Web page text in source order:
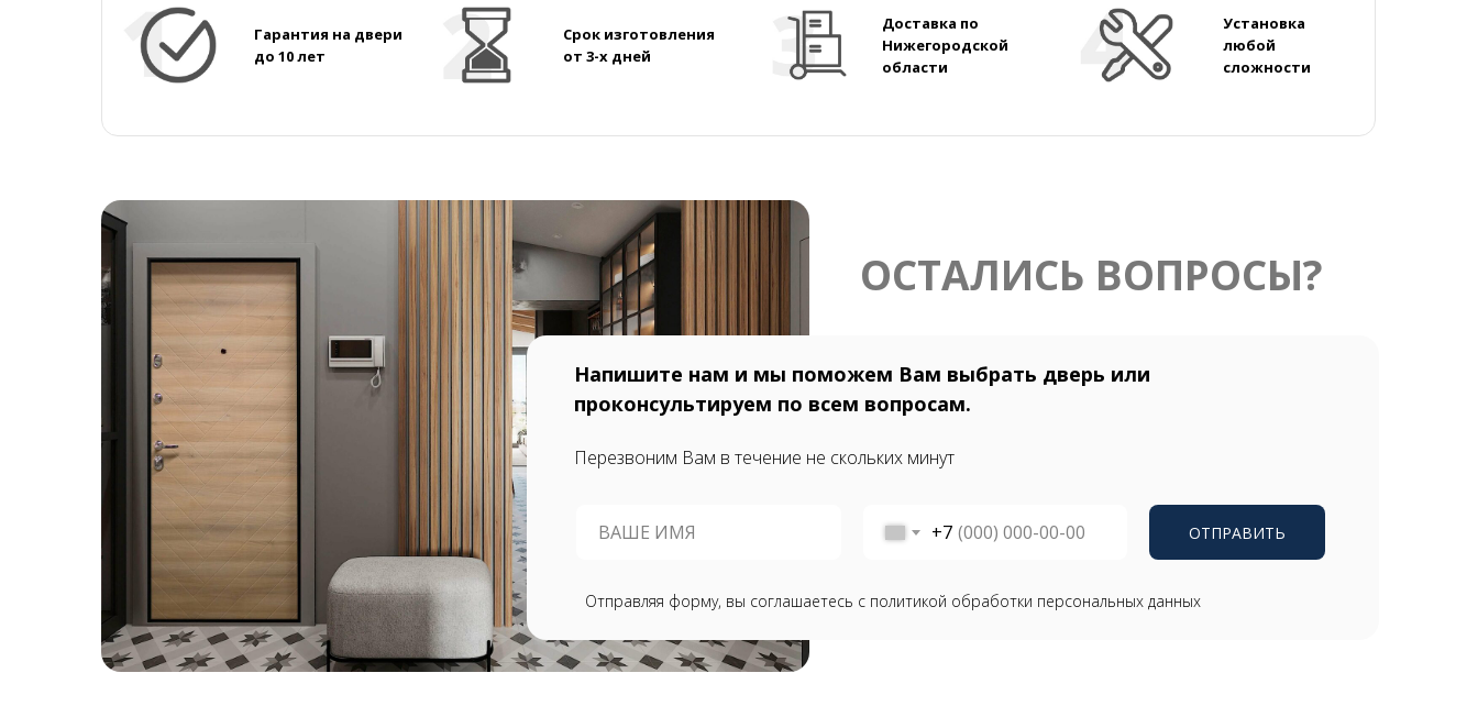
Гарантия на двери
до 10 лет
Срок изготовления
от 3-х дней
Доставка по
Нижегородской
области
Установка
любой
сложности
+7 ОТПРАВИТЬ
ОСТАЛИСЬ ВОПРОСЫ?
Напишите нам и мы поможем Вам выбрать дверь или
проконсультируем по всем вопросам.
Перезвоним Вам в течение не скольких минут
Отправляя форму, вы соглашаетесь с политикой обработки персональных данных